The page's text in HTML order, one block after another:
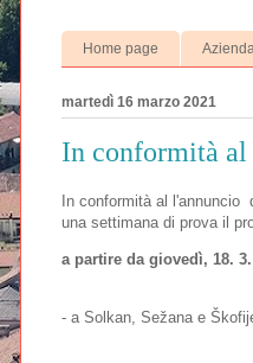
Home page Azienda
martedì 16 marzo 2021
In conformità
In conformità al
una settimana di prova il
a partire da giovedì, 18. 3.
- a Solkan, Sežana e